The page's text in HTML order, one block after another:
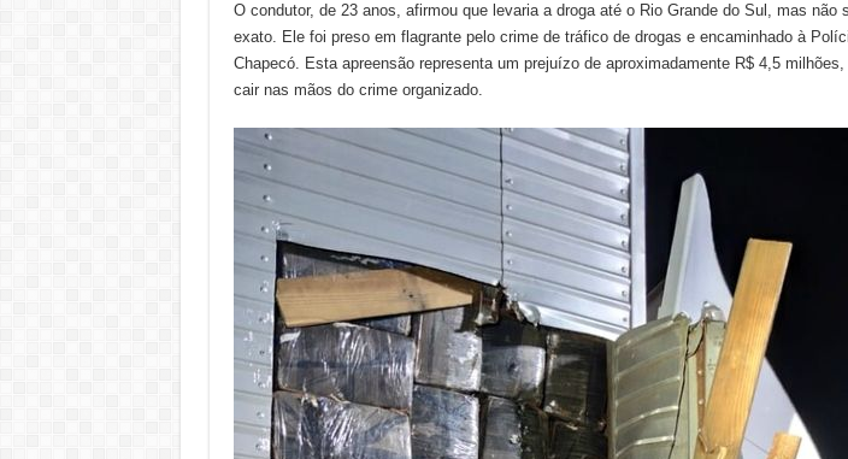
O condutor, de 23 anos, afirmou que levaria a droga até o Rio Grande do Sul, mas não
exato. Ele foi preso em flagrante pelo crime de tráfico de drogas e encaminhado à
Chapecó. Esta apreensão representa um prejuízo de aproximadamente R$ 4,5
cair nas mãos do crime organizado.